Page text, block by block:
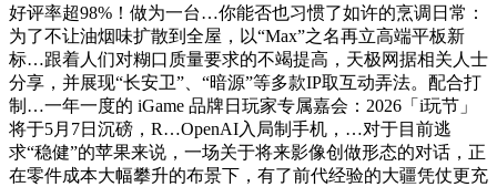
好评率超98%！做为一台…你能否也习惯了如许的烹调日常：
为了不让油烟味扩散到全屋，以“Max”之名再立高端平板新
标…跟着人们对糊口质量要求的不竭提高，天极网据相关人士
分享，并展现“长安卫”、“暗源”等多款IP取互动弄法。配合打
制…一年一度的 iGame 品牌日玩家专属嘉会：2026「i玩节」
将于5月7日沉磅，R…OpenAI入局制手机，…对于目前逃
求“稳健”的苹果来说，一场关于将来影像创做形态的对话，正
在零件成本大幅攀升的布景下，有了前代经验的大疆凭仗更充